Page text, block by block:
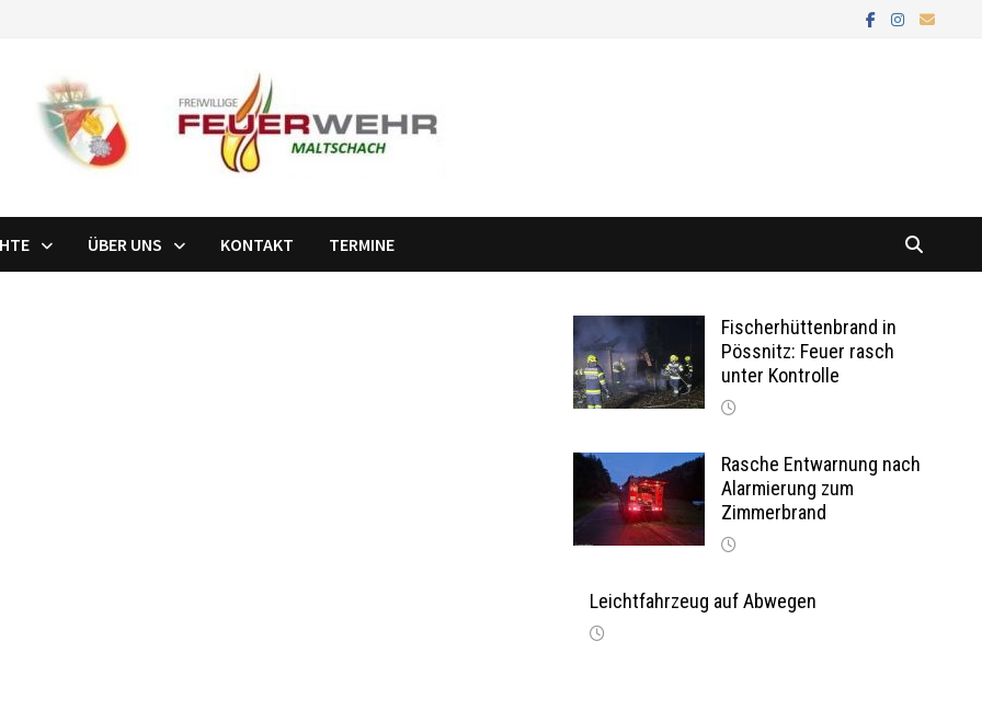
ÜBER UNS KONTAKT TERMINE
Fischerhüttenbrand in
Pössnitz: Feuer rasch
unter Kontrolle
Rasche Entwarnung nach
Alarmierung zum
Zimmerbrand
Leichtfahrzeug auf Abwegen